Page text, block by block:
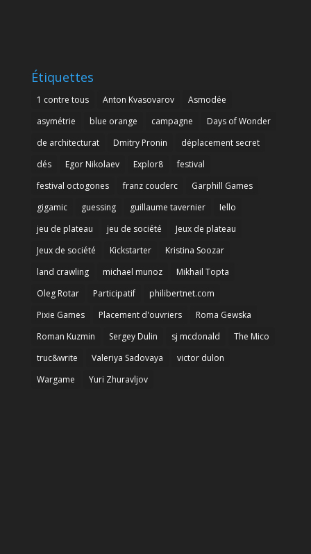
Étiquettes
1 contre tous Anton Kvasovarov
Asmodée
asymétrie
blue orange campagne
Days of Wonder
de architecturat
Dmitry Pronin
déplacement secret
dés
Egor Nikolaev Explor8
festival
festival octogones
franz couderc
Garphill Games
gigamic
guessing guillaume tavernier
Iello
jeu de plateau
jeu de société
Jeux de plateau
Jeux de société
Kickstarter
Kristina Soozar
land crawling
michael munoz
Mikhail Topta
Oleg Rotar
Participatif
philibertnet.com
Pixie Games
Placement d'ouvriers
Roma Gewska
Roman Kuzmin
Sergey Dulin sj mcdonald
The Mico
truc&write
Valeriya Sadovaya
victor dulon
Wargame
Yuri Zhuravljov